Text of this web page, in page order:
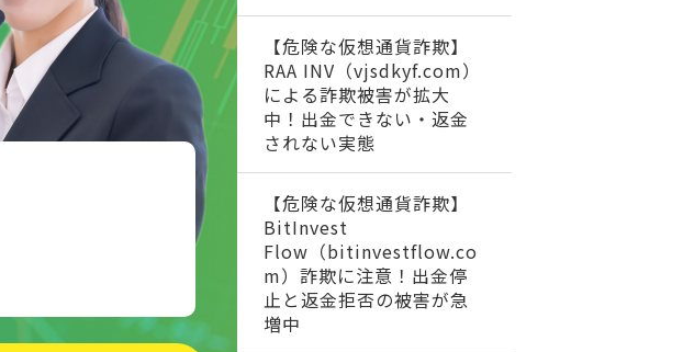
【危険な仮想通貨詐欺】
RAA INV（vjsdkyf.com）
による詐欺被害が拡大
中！出金できない・返金
されない実態
【危険な仮想通貨詐欺】
BitInvest
Flow（bitinvestflow.co
m）詐欺に注意！出金停
止と返金拒否の被害が急
増中